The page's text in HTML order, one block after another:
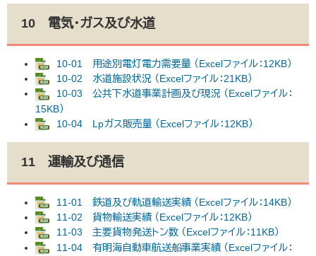
10 電気・ガス及び水道
10-01 用途別電灯電力需要量 （Excelファイル：12KB）
10-02 水道施設状況 （Excelファイル：21KB）
10-03 公共下水道事業計画及び現況 （Excelファイル：
15KB）
10-04 Lpガス販売量 （Excelファイル：12KB）
11 運輸及び通信
11-01 鉄道及び軌道輸送実績 （Excelファイル：14KB）
11-02 貨物輸送実績 （Excelファイル：12KB）
11-03 主要貨物発送トン数 （Excelファイル：11KB）
11-04 有明海自動車航送船事業実績 （Excelファイル：